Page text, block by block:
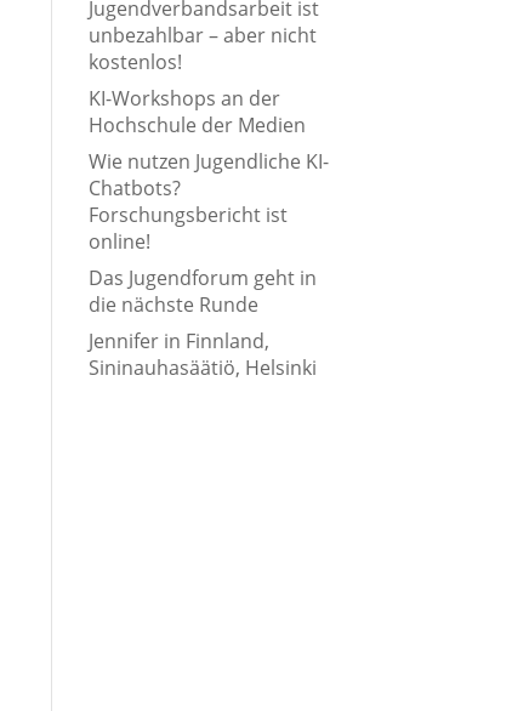
Jugendverbandsarbeit ist
unbezahlbar – aber nicht
kostenlos!
KI-Workshops an der
Hochschule der Medien
Wie nutzen Jugendliche KI-
Chatbots?
Forschungsbericht ist
online!
Das Jugendforum geht in
die nächste Runde
Jennifer in Finnland,
Sininauhasäätiö, Helsinki